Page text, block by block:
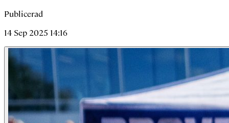
Publicerad
14 Sep 2025 14:16